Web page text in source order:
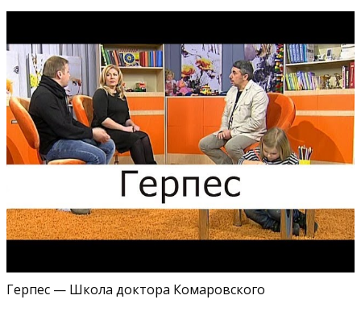
Герпес — Школа доктора Комаровского